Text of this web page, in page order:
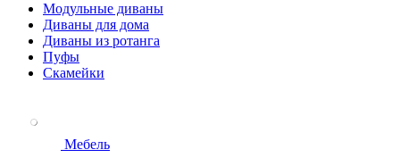
Модульные диваны
Диваны для дома
Диваны из ротанга
Пуфы
Скамейки
Мебель